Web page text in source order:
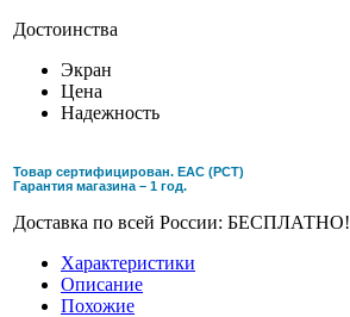
Достоинства
Экран
Цена
Надежность
Товар сертифицирован. ЕАС (РСТ)
Гарантия магазина – 1 год.
Доставка по всей России: БЕСПЛАТНО!
Характеристики
Описание
Похожие